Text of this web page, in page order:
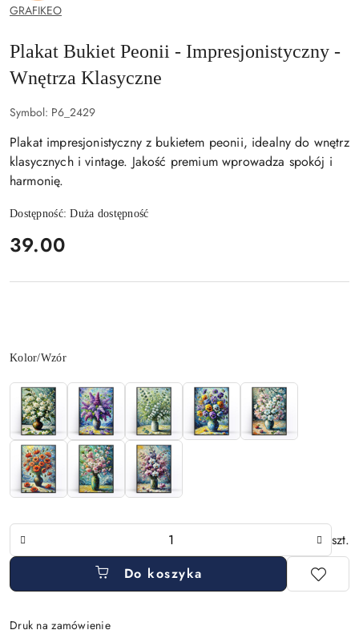
GRAFIKEO
Plakat Bukiet Peonii - Impresjonistyczny -
Wnętrza Klasyczne
Symbol: P6_2429
Plakat impresjonistyczny z bukietem peonii, idealny do wnętrz
klasycznych i vintage. Jakość premium wprowadza spokój i
harmonię.
Dostępność:Duża dostępność
cena:
39.00
Wariant
Kolor/Wzór
szt.
Do koszyka
Druk na zamówienie